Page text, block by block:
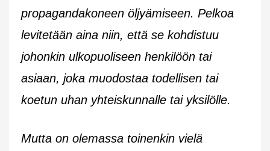
propagandakoneen öljyämiseen. Pelkoa
levitetään aina niin, että se kohdistuu
johonkin ulkopuoliseen henkilöön tai
asiaan, joka muodostaa todellisen tai
koetun uhan yhteiskunnalle tai yksilölle.
Mutta on olemassa toinenkin vielä